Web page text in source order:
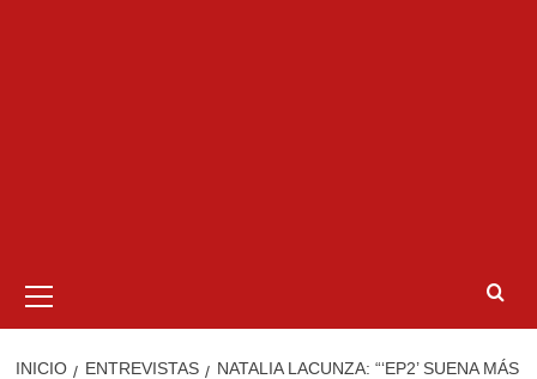
primario
INICIO ENTREVISTAS
NATALIA LACUNZA: “‘EP2’ SUENA MÁS